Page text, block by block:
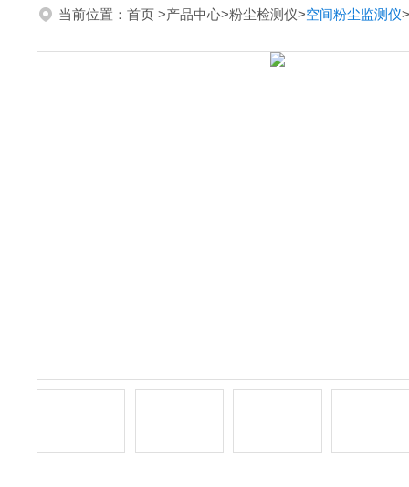
当前位置： 首页 >产品中心>粉尘检测仪>空间粉尘监测仪